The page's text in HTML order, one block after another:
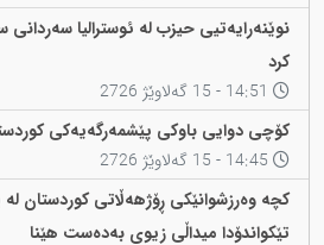
نوێنەرایەتیی حیزب لە ئوسترالیا سەردانی
کرد
کۆچی دوایی باوکی پێشمەرگەیەکی
کچە وەرزشوانێکی ڕۆژهەڵاتی کوردستان لە
تێکواندۆدا میداڵی زیوی بەدەست هێنا